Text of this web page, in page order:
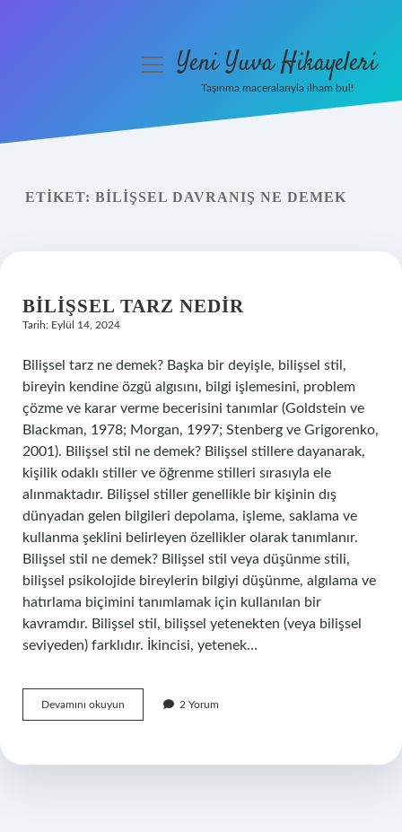
Yasal Uyarı
menüyüYeni Yuva Hikayeleri
Taşınma maceralarıyla ilham bul!
ETIKET: BILIŞSEL DAVRANIŞ NE DEMEK
BILIŞSEL TARZ NEDIR
Tarih: Eylül 14, 2024
Bilişsel tarz ne demek? Başka bir deyişle, bilişsel stil,
bireyin kendine özgü algısını, bilgi işlemesini, problem
çözme ve karar verme becerisini tanımlar (Goldstein ve
Blackman, 1978; Morgan, 1997; Stenberg ve Grigorenko,
2001). Bilişsel stil ne demek? Bilişsel stillere dayanarak,
kişilik odaklı stiller ve öğrenme stilleri sırasıyla ele
alınmaktadır. Bilişsel stiller genellikle bir kişinin dış
dünyadan gelen bilgileri depolama, işleme, saklama ve
kullanma şeklini belirleyen özellikler olarak tanımlanır.
Bilişsel stil ne demek? Bilişsel stil veya düşünme stili,
bilişsel psikolojide bireylerin bilgiyi düşünme, algılama ve
hatırlama biçimini tanımlamak için kullanılan bir
kavramdır. Bilişsel stil, bilişsel yetenekten (veya bilişsel
seviyeden) farklıdır. İkincisi, yetenek…
Devamını okuyun
Tarz
2 Yorum